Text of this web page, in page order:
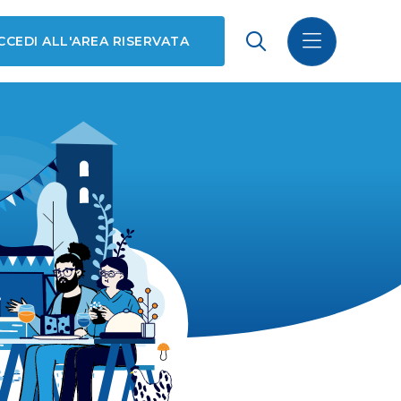
ALL'AREA RISERVATA